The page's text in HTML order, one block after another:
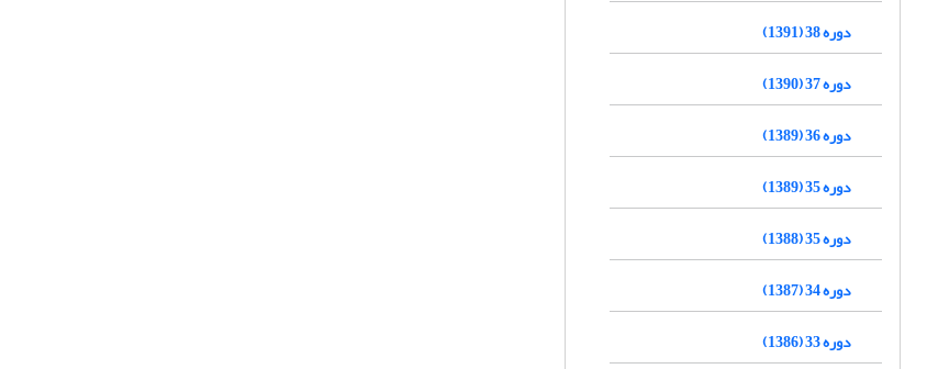
دوره 38 (1391)
دوره 37 (1390)
دوره 36 (1389)
دوره 35 (1389)
دوره 35 (1388)
دوره 34 (1387)
دوره 33 (1386)